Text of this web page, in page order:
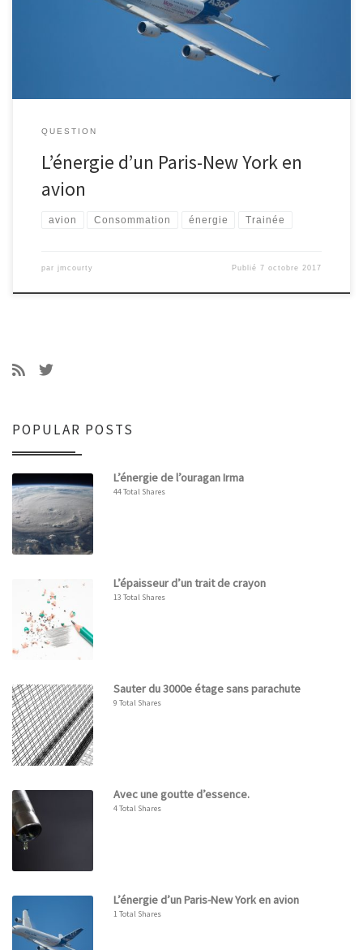
QUESTION
L’énergie d’un Paris-New York en
avion
avion Consommation énergie Trainée
par jmcourty Publié7 octobre 2017
POPULAR POSTS
L’énergie de l’ouragan Irma
44 Total Shares
L’épaisseur d’un trait de crayon
13 Total Shares
Sauter du 3000e étage sans parachute
9 Total Shares
Avec une goutte d’essence.
4 Total Shares
L’énergie d’un Paris-New York en avion
1 Total Shares